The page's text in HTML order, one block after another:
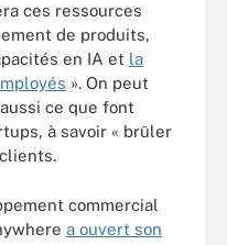
ces ressources
de produits,
en IA et la
». On peut
ce que font
à savoir « brûler
commercial
a ouvert son